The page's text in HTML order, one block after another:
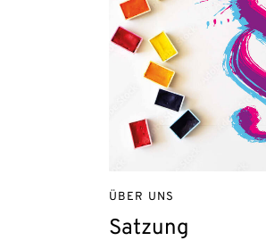
Satzung
ÜBER UNS